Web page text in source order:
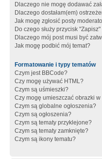
Dlaczego nie mogę dodawać
Dlaczego dostałam(em)
Jak mogę zgłosić posty
Do czego służy przycisk
Dlaczego mój post musi być
Jak mogę podbić mój temat?
Formatowanie i typy tematów
Czym jest BBCode?
Czy mogę używać HTML?
Czym są uśmieszki?
Czy mogę umieszczać obrazki
Czym są globalne ogłoszenia?
Czym są ogłoszenia?
Czym są tematy przyklejone?
Czym są tematy zamknięte?
Czym są ikony tematu?